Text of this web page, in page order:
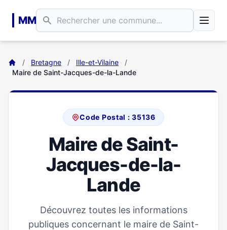
MM
/ Bretagne / Ille-et-Vilaine
/
Maire de Saint-Jacques-de-la-Lande
Code Postal : 35136
Maire de Saint-
Jacques-de-la-
Lande
Découvrez toutes les informations
publiques concernant le maire de Saint-